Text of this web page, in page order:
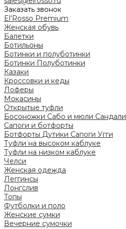
Заказать звонок
El’Rosso Premium
Женская обувь
Балетки
Ботильоны
Ботинки и полуботинки
Ботинки Полуботинки
Казаки
Кроссовки и кеды
Лоферы
Мокасины
Открытые туфли
Босоножки Сабо и мюли
Сапоги и ботфорты
Ботфорты Дутики Сапоги Угги
Туфли на высоком каблуке
Туфли на низком каблуке
Челси
Женская одежда
Леггинсы
Лонгслив
Топы
Футболки и поло
Женские сумки
Вечерние сумочки